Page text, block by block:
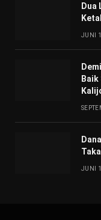
Dua
JUNI
JUNI